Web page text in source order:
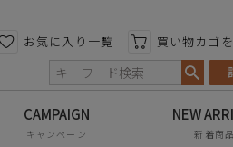
お気に入り一覧 買い物カゴ
キャンペーン 新着商品
探す 特徴